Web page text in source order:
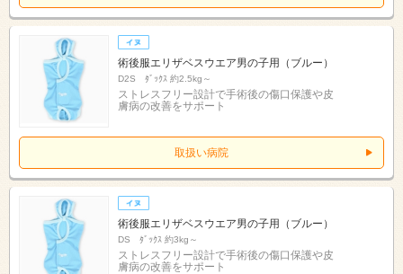
術後服エリザベスウエア男の子用（ブルー）
D2S ﾀﾞｯｸｽ 約2.5kg～
ストレスフリー設計で手術後の傷口保護や皮
膚病の改善をサポート
取扱い病院
術後服エリザベスウエア男の子用（ブルー）
DS ﾀﾞｯｸｽ 約3kg～
ストレスフリー設計で手術後の傷口保護や皮
膚病の改善をサポート